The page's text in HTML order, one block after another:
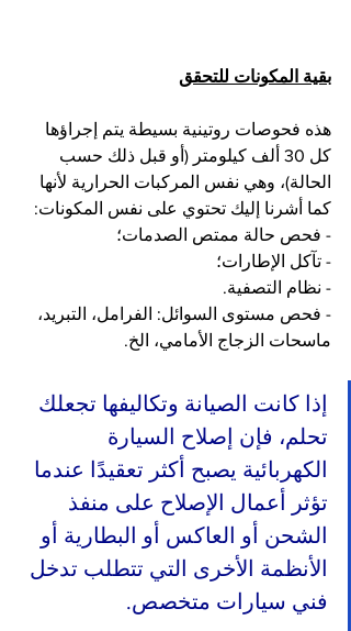
بقية المكونات للتحقق
هذه فحوصات روتينية بسيطة يتم إجراؤها
كل 30 ألف كيلومتر (أو قبل ذلك حسب
الحالة)، وهي نفس المركبات الحرارية لأنها
كما أشرنا إليك تحتوي على نفس المكونات:
- فحص حالة ممتص الصدمات؛
- تآكل الإطارات؛
- نظام التصفية.
- فحص مستوى السوائل: الفرامل، التبريد،
ماسحات الزجاج الأمامي، الخ.
إذا كانت الصيانة وتكاليفها تجعلك
تحلم، فإن إصلاح السيارة
الكهربائية يصبح أكثر تعقيدًا عندما
تؤثر أعمال الإصلاح على منفذ
الشحن أو العاكس أو البطارية أو
الأنظمة الأخرى التي تتطلب تدخل
فني سيارات متخصص.